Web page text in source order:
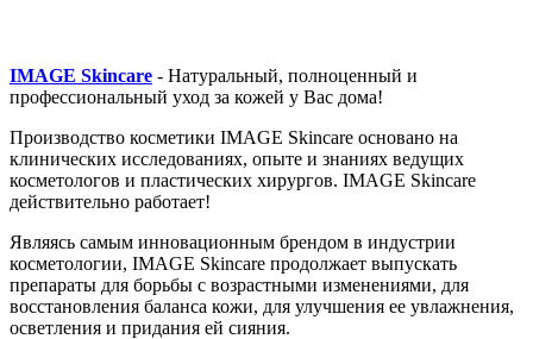
IMAGE Skincare - Натуральный, полноценный и
профессиональный уход за кожей у Вас дома!
Производство косметики IMAGE Skincare основано на
клинических исследованиях, опыте и знаниях ведущих
косметологов и пластических хирургов. IMAGE Skincare
действительно работает!
Являясь самым инновационным брендом в индустрии
косметологии, IMAGE Skincare продолжает выпускать
препараты для борьбы с возрастными изменениями, для
восстановления баланса кожи, для улучшения ее увлажнения,
осветления и придания ей сияния.